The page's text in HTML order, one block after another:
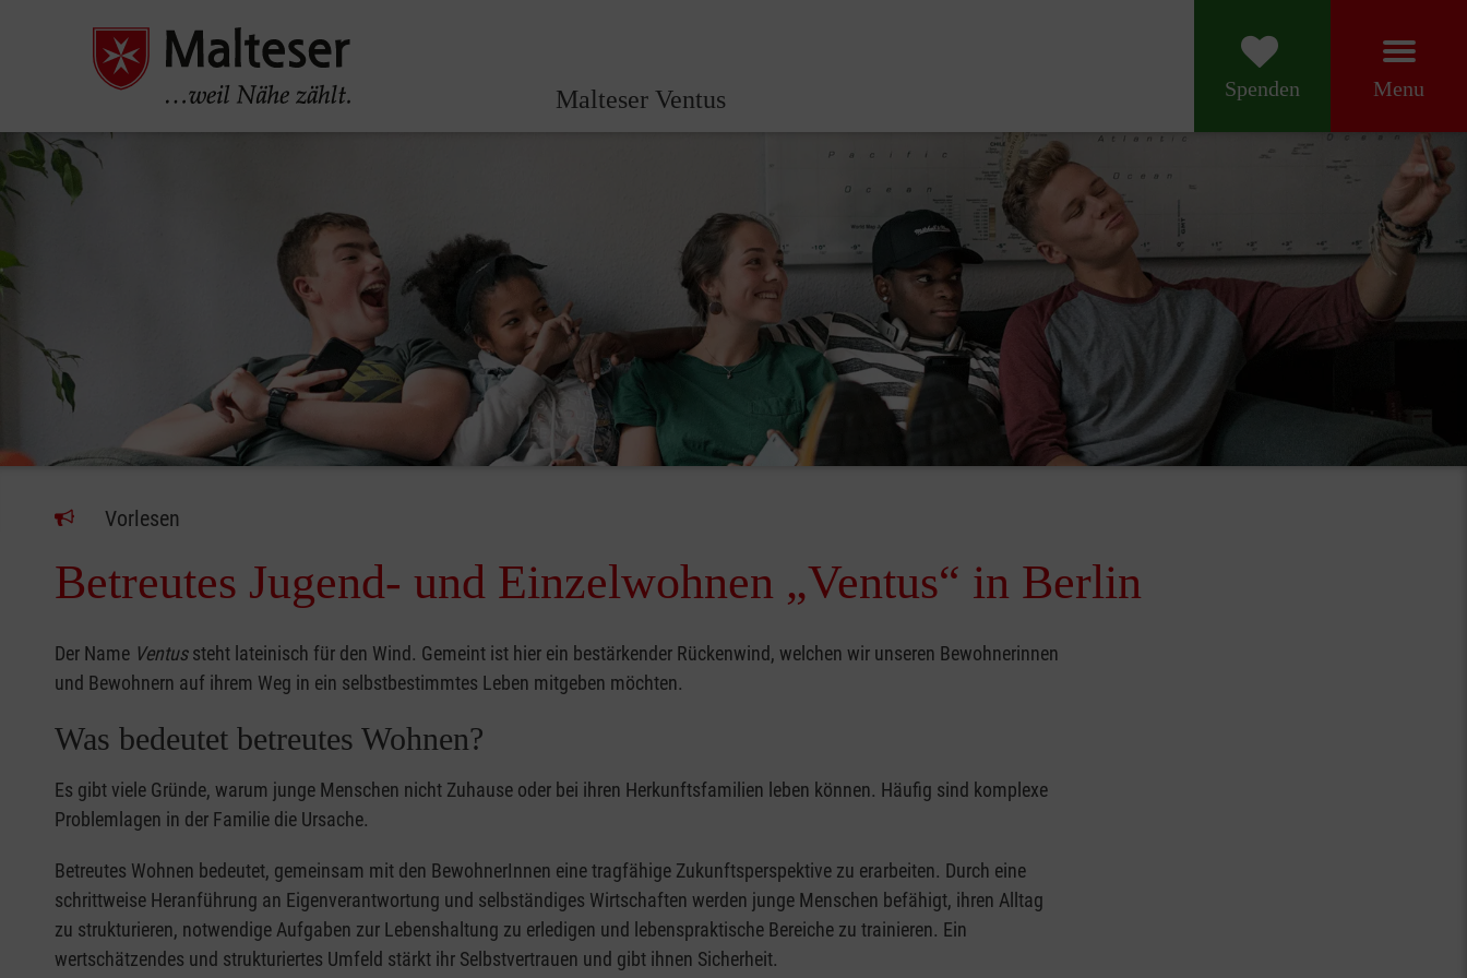
Malteser Ventus Spenden Menu
Pause
Vorlesen
Betreutes Jugend- und Einzelwohnen „Ventus“ in Berlin
Der Name Ventussteht lateinisch für den Wind. Gemeint ist hier ein bestärkender Rückenwind, welchen wir unseren Bewohnerinnen
und Bewohnern auf ihrem Weg in ein selbstbestimmtes Leben mitgeben möchten.
Was bedeutet betreutes Wohnen?
Es gibt viele Gründe, warum junge Menschen nicht Zuhause oder bei ihren Herkunftsfamilien leben können. Häufig sind komplexe
Problemlagen in der Familie die Ursache.
Betreutes Wohnen bedeutet, gemeinsam mit den BewohnerInnen eine tragfähige Zukunftsperspektive zu erarbeiten. Durch eine
schrittweise Heranführung an Eigenverantwortung und selbständiges Wirtschaften werden junge Menschen befähigt, ihren Alltag
zu strukturieren, notwendige Aufgaben zur Lebenshaltung zu erledigen und lebenspraktische Bereiche zu trainieren. Ein
wertschätzendes und strukturiertes Umfeld stärkt ihr Selbstvertrauen und gibt ihnen Sicherheit.